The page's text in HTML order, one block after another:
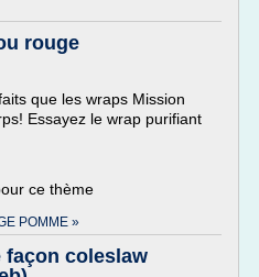
rouge
que les wraps Mission
Essayez le wrap purifiant
ce thème
POMME »
façon coleslaw